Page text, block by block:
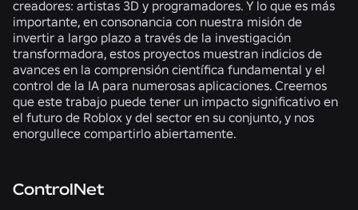
creadores: artistas 3D y programadores. Y lo que es más
importante, en consonancia con nuestra misión de
invertir a largo plazo a través de la investigación
transformadora, estos proyectos muestran indicios de
avances en la comprensión científica fundamental y el
control de la IA para numerosas aplicaciones. Creemos
que este trabajo puede tener un impacto significativo en
el futuro de Roblox y del sector en su conjunto, y nos
enorgullece compartirlo abiertamente.
ControlNet